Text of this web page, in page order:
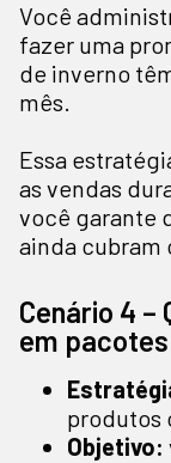
Você
fazer uma
de inverno
mês.
Essa
as vendas
você garante
ainda cubram
Cenário 4 –
em pacotes
produtos
Objetivo: